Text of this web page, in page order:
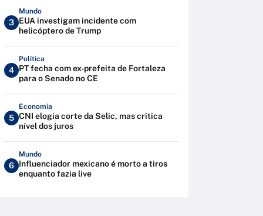
3
Mundo
EUA investigam incidente com
helicóptero de Trump
4
Política
PT fecha com ex-prefeita de Fortaleza
para o Senado no CE
5
Economia
CNI elogia corte da Selic, mas critica
nível dos juros
6
Mundo
Influenciador mexicano é morto a tiros
enquanto fazia live